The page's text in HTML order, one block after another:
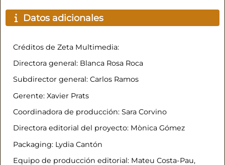
Datos adicionales
Créditos de Zeta Multimedia:
Directora general: Blanca Rosa Roca
Subdirector general: Carlos Ramos
Gerente: Xavier Prats
Coordinadora de producción: Sara Corvino
Directora editorial del proyecto: Mònica Gómez
Packaging: Lydia Cantón
Equipo de producción editorial: Mateu Costa-Pau,